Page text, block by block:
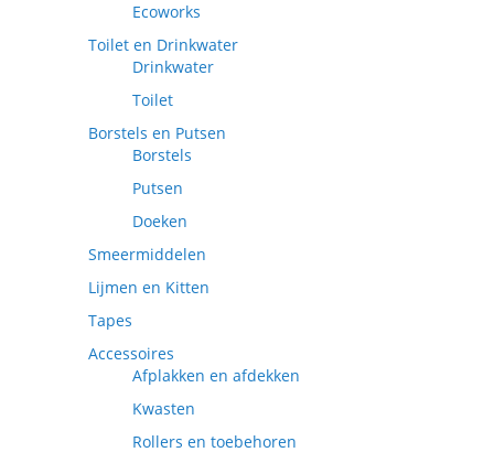
Ecoworks
Toilet en Drinkwater
Drinkwater
Toilet
Borstels en Putsen
Borstels
Putsen
Doeken
Smeermiddelen
Lijmen en Kitten
Tapes
Accessoires
Afplakken en afdekken
Kwasten
Rollers en toebehoren